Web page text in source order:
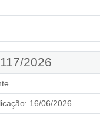
2026
16/06/2026